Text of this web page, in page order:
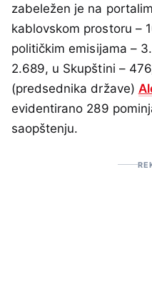
zabeležen je na
kablovskom prostoru –
političkim emisijama –
2.689, u Skupštini –
(predsednika države)
evidentirano 289
saopštenju.